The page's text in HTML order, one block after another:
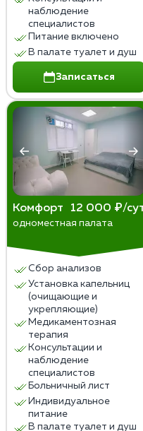
наблюдение
специалистов
Питание включено
В палате туалет и душ
Записаться
Комфорт 12 000 ₽/
одноместная палата
Сбор анализов
Установка капельниц
(очищающие и
укрепляющие)
Медикаментозная
терапия
Консультации и
наблюдение
специалистов
Больничный лист
Индивидуальное
питание
В палате туалет и душ